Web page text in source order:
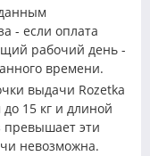
- если оплата
рабочий день -
времени.
выдачи Rozetka
до 15 кг и длиной
превышает эти
невозможна.